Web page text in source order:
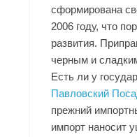
сформирована
2006 году, что
развития.
черным и
Есть ли у
Павловский
прежний
импорт наносит